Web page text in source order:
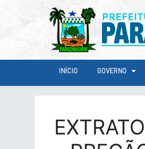
INÍCIO GOVERNO